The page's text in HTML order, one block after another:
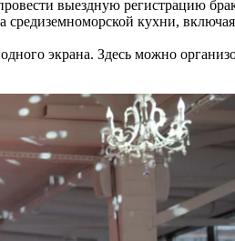
выездную регистрацию
средиземноморской кухни,
экрана. Здесь можно